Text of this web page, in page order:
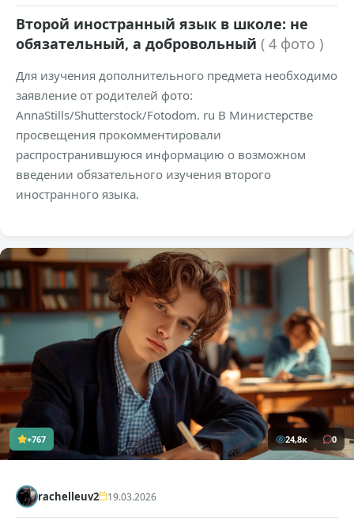
Второй иностранный язык в школе: не
обязательный, а добровольный ( 4 фото )
Для изучения дополнительного предмета необходимо
заявление от родителей фото:
AnnaStills/Shutterstock/Fotodom. ru В Министерстве
просвещения прокомментировали
распространившуюся информацию о возможном
введении обязательного изучения второго
иностранного языка.
+767 24,8к 0
rachelleuv2 19.03.2026